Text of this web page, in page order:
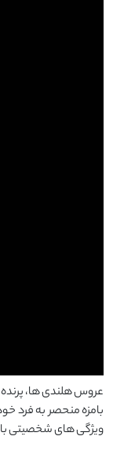
عروس هلندی ها،
بامزه منحصر به فرد
ویژگی های شخصیتی